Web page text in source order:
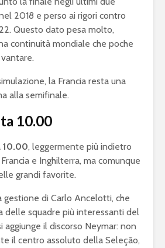
2018 e perso ai rigori contro
Questo dato pesa molto,
continuità mondiale che poche
la Francia resta una
alla semifinale.
10.00
10.00, leggermente più indietro
e Inghilterra, ma comunque
grandi favorite.
gestione di Carlo Ancelotti, che
delle squadre più interessanti del
il discorso Neymar: non
il centro assoluto della Seleção,